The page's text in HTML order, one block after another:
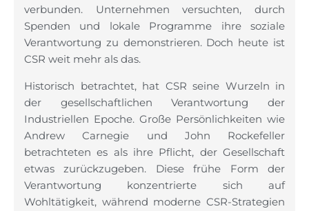
verbunden. Unternehmen versuchten, durch
Spenden und lokale Programme ihre soziale
Verantwortung zu demonstrieren. Doch heute ist
CSR weit mehr als das.
Historisch betrachtet, hat CSR seine Wurzeln in
der gesellschaftlichen Verantwortung der
Industriellen Epoche. Große Persönlichkeiten wie
Andrew Carnegie und John Rockefeller
betrachteten es als ihre Pflicht, der Gesellschaft
etwas zurückzugeben. Diese frühe Form der
Verantwortung konzentrierte sich auf
Wohltätigkeit, während moderne CSR-Strategien